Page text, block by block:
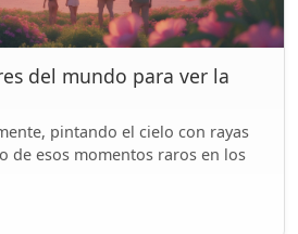
del mundo para ver la
pintando el cielo con rayas
de esos momentos raros en los